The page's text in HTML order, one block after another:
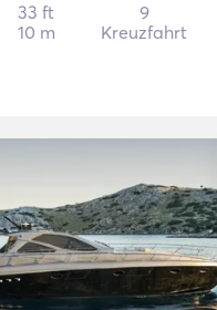
33 ft
10 m
9
Kreuzfahrt